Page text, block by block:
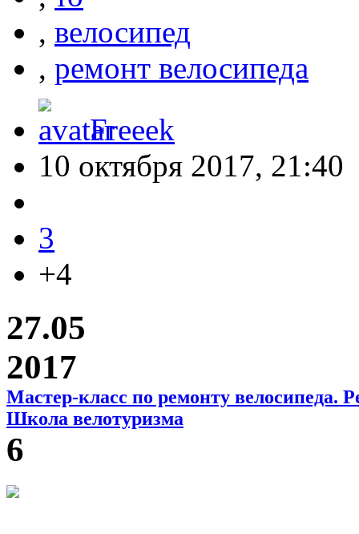
, велосипед
, ремонт велосипеда
Freeek
10 октября 2017, 21:40
3
+4
27.05
2017
Мастер-класс по ремонту велосипеда.
Школа велотуризма
6